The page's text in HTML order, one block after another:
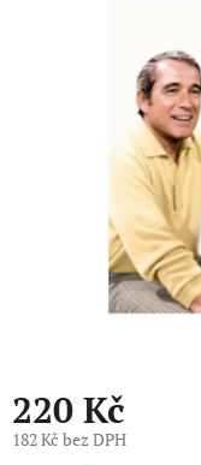
220 Kč
182 Kč bez DPH